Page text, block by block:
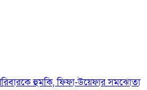
হুমকি, ফিফা-উয়েফার সমঝোতা